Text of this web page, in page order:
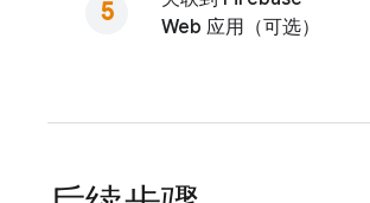
Web 应用（可选）